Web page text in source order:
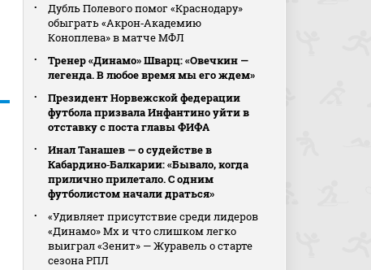
Дубль Полевого помог «Краснодару»
обыграть «Акрон‑Академию
Коноплева» в матче МФЛ
Тренер «Динамо» Шварц: «Овечкин —
легенда. В любое время мы его ждем»
Президент Норвежской федерации
футбола призвала Инфантино уйти в
отставку с поста главы ФИФА
Инал Танашев — о судействе в
Кабардино‑Балкарии: «Бывало, когда
прилично прилетало. С одним
футболистом начали драться»
«Удивляет присутствие среди лидеров
«Динамо» Мх и что слишком легко
выиграл «Зенит» — Журавель о старте
сезона РПЛ